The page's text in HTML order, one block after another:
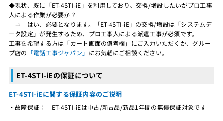
◆現状、既に「ET-4STI-iE」を利用しており、交換/増設したいがプロ工事
人による作業が必要か？
⇒ はい、必要となります。「ET-4STI-iE」の交換/増設は「システムデ
ータ設定」が発生するため、プロ工事人による派遣工事が必須です。
工事を希望する方は「カート画面の備考欄」にご入力いただくか、グルー
プ店の 「電話工事ジャパン」 にお気軽にご相談ください。
ET-4STI-iEの保証について
ET-4STI-iEに関する保証内容のご説明
・故障保証： ET-4STI-iEは中古/新古品/新品1年間の無償保証対象です